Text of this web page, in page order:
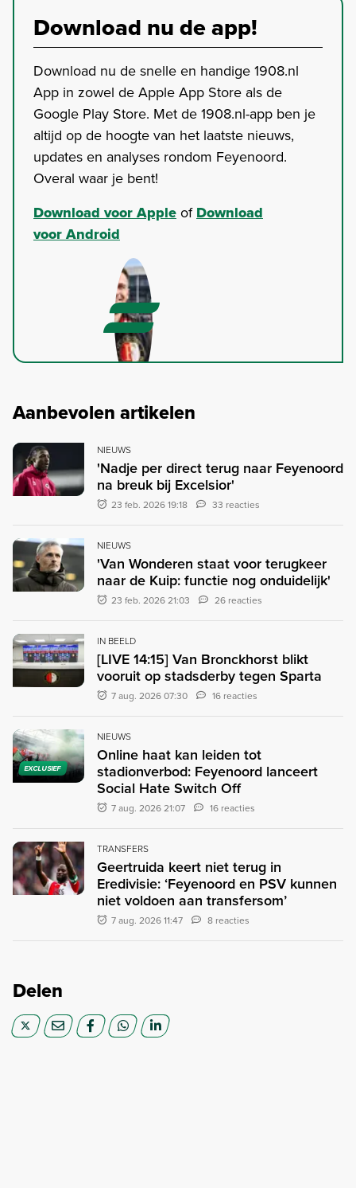
Download nu de app!
Download nu de snelle en handige 1908.nl
App in zowel de Apple App Store als de
Google Play Store. Met de 1908.nl-app ben je
altijd op de hoogte van het laatste nieuws,
updates en analyses rondom Feyenoord.
Overal waar je bent!
Download voor AppleofDownload
voor Android
Aanbevolen artikelen
NIEUWS
'Nadje per direct terug naar Feyenoord
na breuk bij Excelsior'
23 feb. 2026 19:18 33 reacties
NIEUWS
'Van Wonderen staat voor terugkeer
naar de Kuip: functie nog onduidelijk'
23 feb. 2026 21:03 26 reacties
IN BEELD
[LIVE 14:15] Van Bronckhorst blikt
vooruit op stadsderby tegen Sparta
7 aug. 2026 07:30 16 reacties
EXCLUSIEF
NIEUWS
Online haat kan leiden tot
stadionverbod: Feyenoord lanceert
Social Hate Switch Off
7 aug. 2026 21:07 16 reacties
TRANSFERS
Geertruida keert niet terug in
Eredivisie: ‘Feyenoord en PSV kunnen
niet voldoen aan transfersom’
7 aug. 2026 11:47 8 reacties
Delen